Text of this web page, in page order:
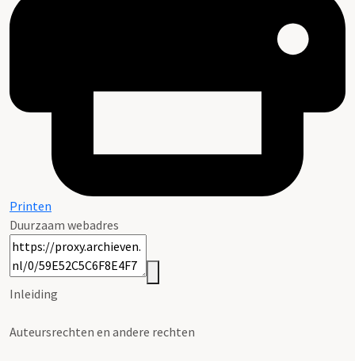
Printen
Duurzaam webadres
Inleiding
Auteursrechten en andere rechten